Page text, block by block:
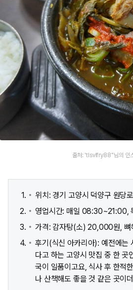
출처: 'tlsvlfry88''님의 인
위치: 경기 고양시 덕양구 원당
영업시간: 매일 08:30~21:00,
가격: 감자탕(소) 20,000원, 뼈
후기(식신 아카리아): 예전에는
다고 하는 고양시 맛집 중 한 곳
국이 일품이고요, 식사 후 한적
나 산책해도 좋을 것 같은 곳이